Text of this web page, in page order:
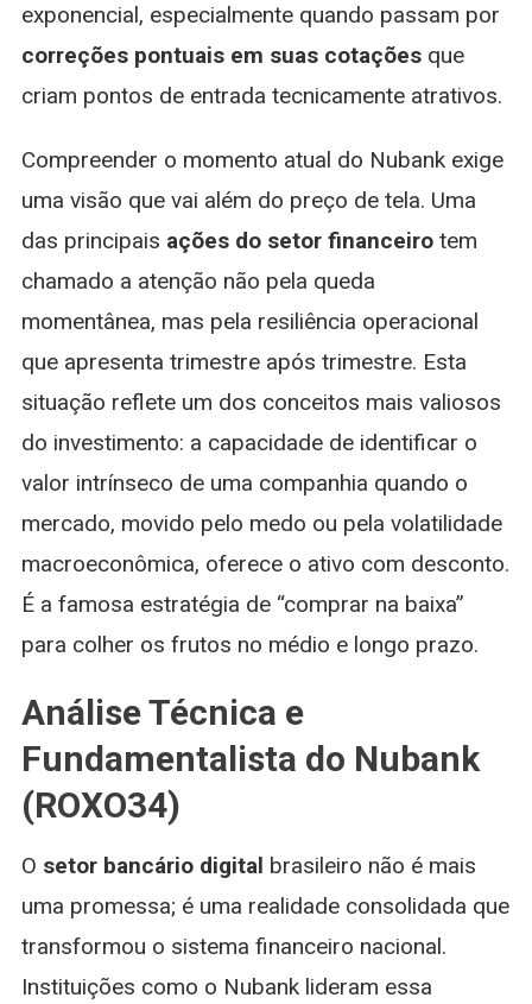
exponencial, especialmente quando passam por
correções pontuais em suas cotaçõesque
criam pontos de entrada tecnicamente atrativos.
Compreender o momento atual do Nubank exige
uma visão que vai além do preço de tela. Uma
das principais ações do setor financeirotem
chamado a atenção não pela queda
momentânea, mas pela resiliência operacional
que apresenta trimestre após trimestre. Esta
situação reflete um dos conceitos mais valiosos
do investimento: a capacidade de identificar o
valor intrínseco de uma companhia quando o
mercado, movido pelo medo ou pela volatilidade
macroeconômica, oferece o ativo com desconto.
É a famosa estratégia de “comprar na baixa”
para colher os frutos no médio e longo prazo.
Análise Técnica e
Fundamentalista do Nubank
(ROXO34)
O setor bancário digital brasileiro não é mais
uma promessa; é uma realidade consolidada que
transformou o sistema financeiro nacional.
Instituições como o Nubank lideram essa